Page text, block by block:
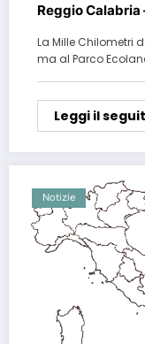
Reggio Calabria
La Mille Chilometri
ma al Parco
Leggi il
Notizie